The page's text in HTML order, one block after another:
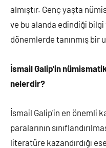
almıştır. Genç yaşta
ve bu alanda edindiği
dönemlerde tanınmış bir
İsmail Galip'in
nelerdir?
İsmail Galip'in en önemli
paralarının
literatüre kazandırdığı